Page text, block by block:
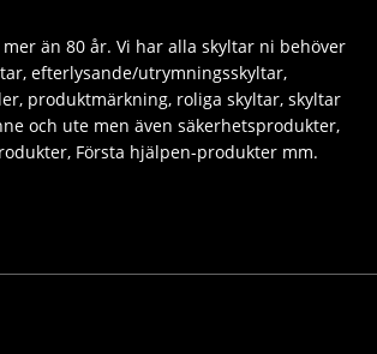
än 80 år. Vi har alla skyltar ni behöver
efterlysande/utrymningsskyltar,
produktmärkning, roliga skyltar, skyltar
och ute men även säkerhetsprodukter,
Första hjälpen-produkter mm.